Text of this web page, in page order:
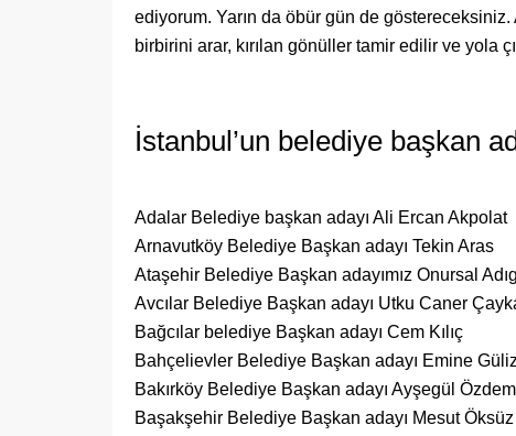
ediyorum. Yarın da öbür gün de
birbirini arar, kırılan gönüller tamir edilir ve yola
İstanbul’un belediye başkan
Adalar Belediye başkan adayı Ali Ercan Akpolat
Arnavutköy Belediye Başkan adayı Tekin Aras
Ataşehir Belediye Başkan adayımız Onursal
Avcılar Belediye Başkan adayı Utku Caner
Bağcılar belediye Başkan adayı Cem Kılıç
Bahçelievler Belediye Başkan adayı Emine
Bakırköy Belediye Başkan adayı Ayşegül
Başakşehir Belediye Başkan adayı Mesut Öksüz